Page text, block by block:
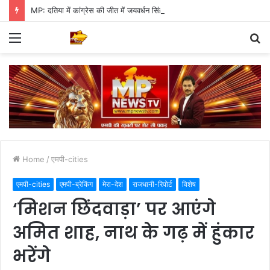
MP: दतिया में कांग्रेस की जीत में जयवर्धन सिंह का जादू, 35 में 30 बूथ जीते
Menu
Home / एमपी-cities
एमपी-cities एमपी-ब्रेकिंग मेरा-देश राजधानी-रिपोर्ट विशेष
‘मिशन छिंदवाड़ा’ पर आएंगे
अमित शाह, नाथ के गढ़ में हुंकार
भरेंगे